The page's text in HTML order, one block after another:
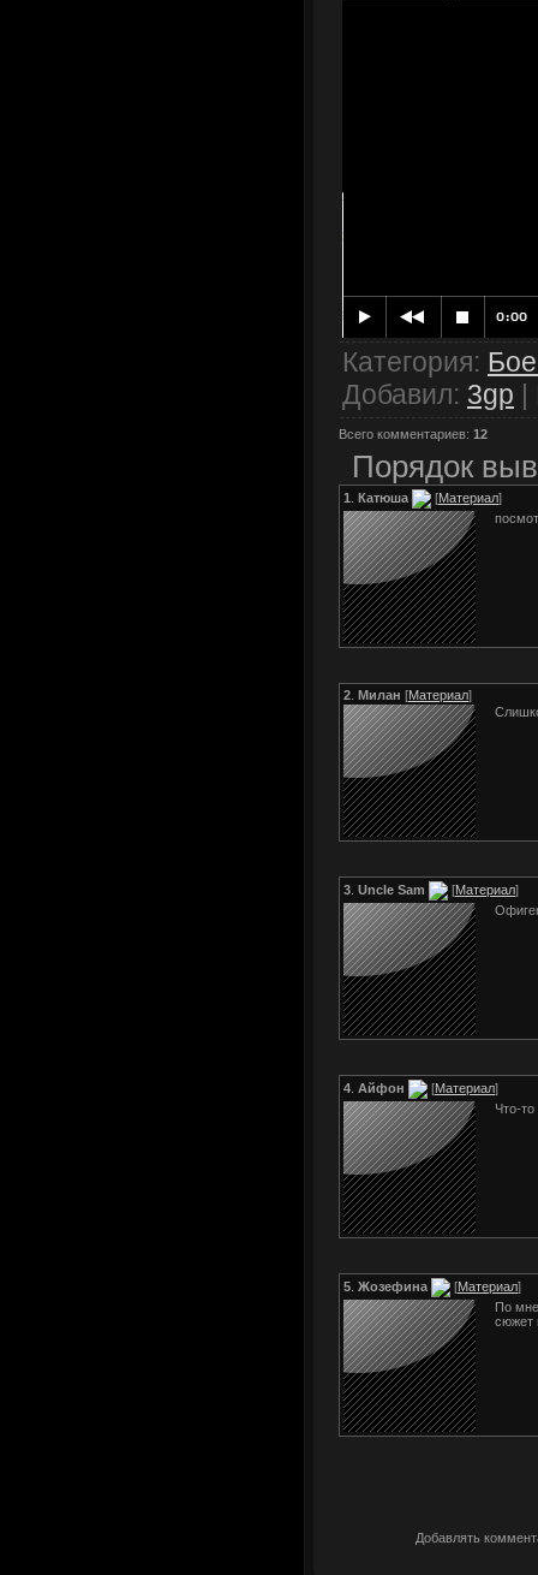
Категория:
Добавил: 3gp |
Всего комментариев: 12
Порядок
1 Катюша [Материал]
2 Милан [Материал]
3 Uncle Sam [Материал]
4 Айфон [Материал]
Что-
5 Жозефина [Материал]
По
сюжет
Добавлять